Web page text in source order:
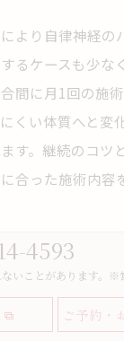
より自律神経の
るケースも少な
間に月1回の施
くい体質へと変
す。継続のコツ
合った施術内容
に役立つ施術
きなメリットは
す。筑後市内で
4593
いことがあります。※
ご予約・